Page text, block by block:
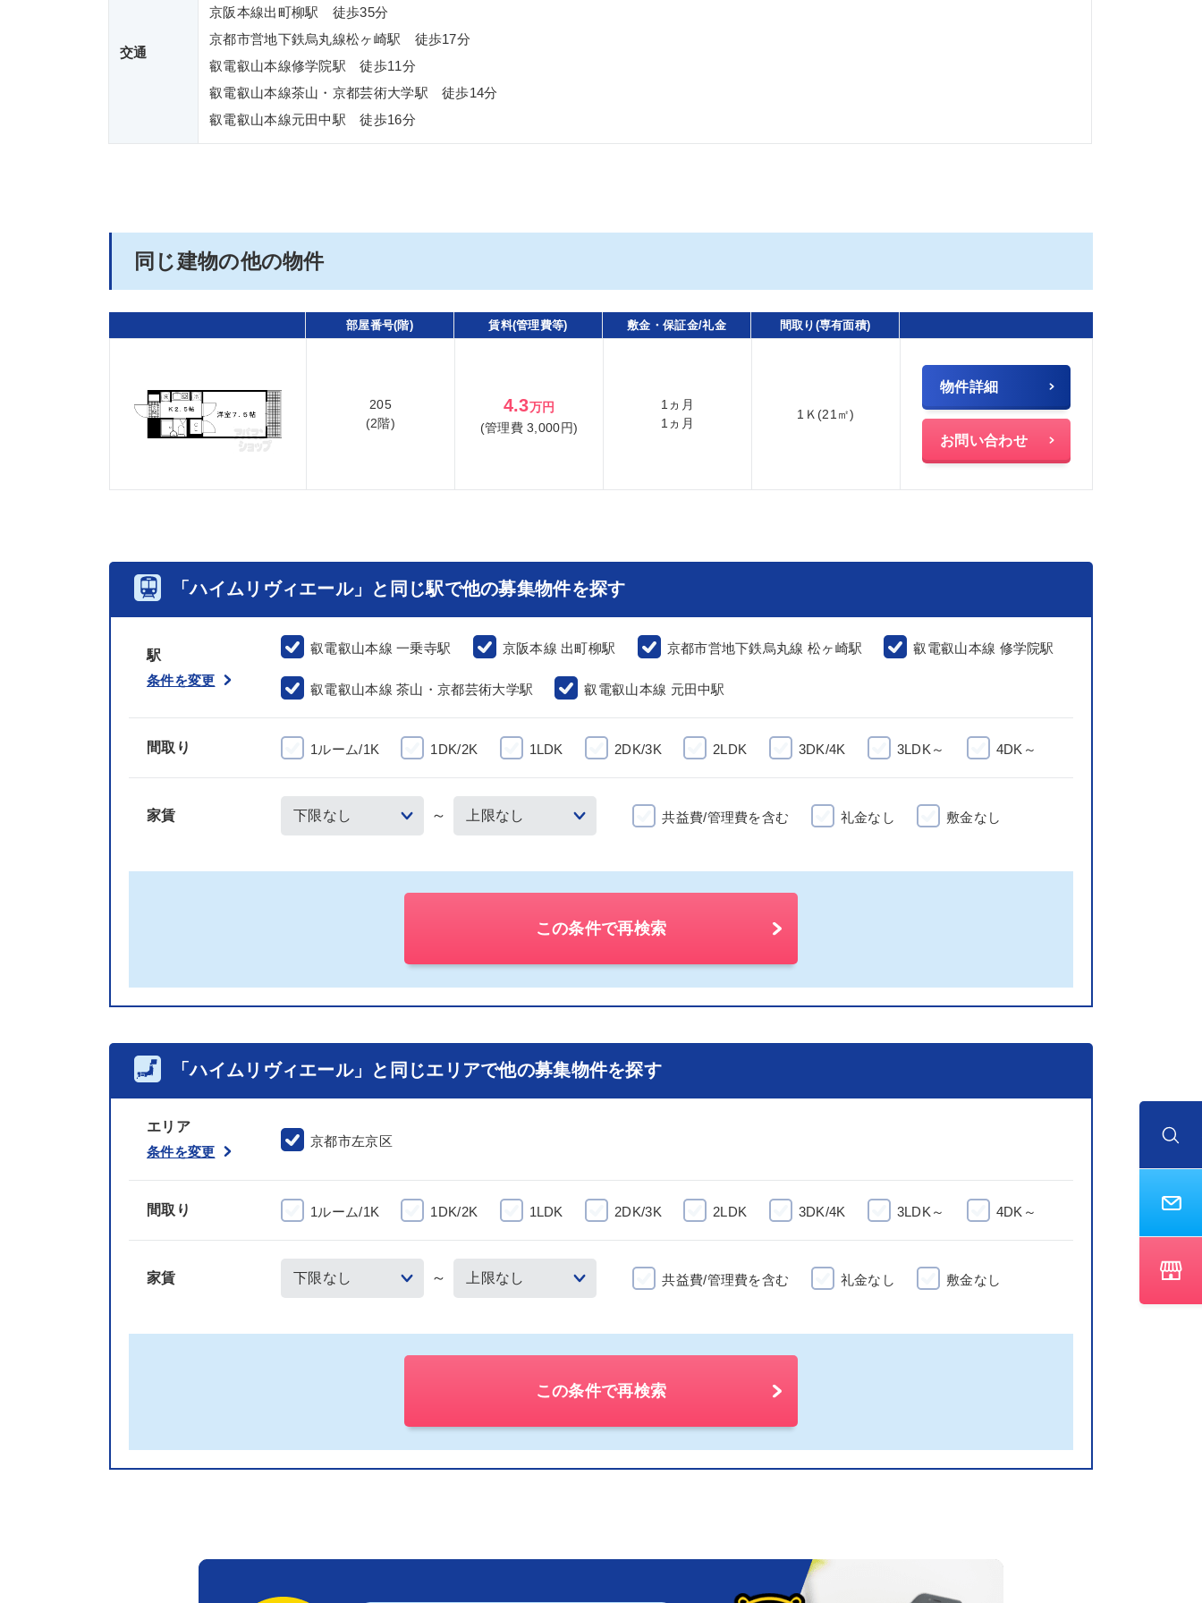
交通
京阪本線出町柳駅 徒歩35分
京都市営地下鉄烏丸線松ヶ崎駅 徒歩17分
叡電叡山本線修学院駅 徒歩11分
叡電叡山本線茶山・京都芸術大学駅 徒歩14分
叡電叡山本線元田中駅 徒歩16分
同じ建物の他の物件
部屋番号(階) 賃料(管理費等) 敷金・保証金/礼金 間取り(専有面積)
205
(2階)
4.3万円
(管理費 3,000円)
1ヵ月
1ヵ月
1Ｋ(21㎡)
物件詳細
お問い合わせ
「ハイムリヴィエール」と同じ駅で他の募集物件を探す
駅
条件を変更
叡電叡山本線 一乗寺駅 京阪本線 出町柳駅 京都市営地下鉄烏丸線 松ヶ崎駅 叡電叡山本線 修学院駅
叡電叡山本線 茶山・京都芸術大学駅 叡電叡山本線 元田中駅
間取り 1ルーム/1K 1DK/2K 1LDK 2DK/3K 2LDK 3DK/4K 3LDK～ 4DK～
家賃 ～ 共益費/管理費を含む 礼金なし 敷金なし
この条件で再検索
「ハイムリヴィエール」と同じエリアで他の募集物件を探す
エリア
条件を変更
京都市左京区
間取り 1ルーム/1K 1DK/2K 1LDK 2DK/3K 2LDK 3DK/4K 3LDK～ 4DK～
家賃 ～ 共益費/管理費を含む 礼金なし 敷金なし
この条件で再検索